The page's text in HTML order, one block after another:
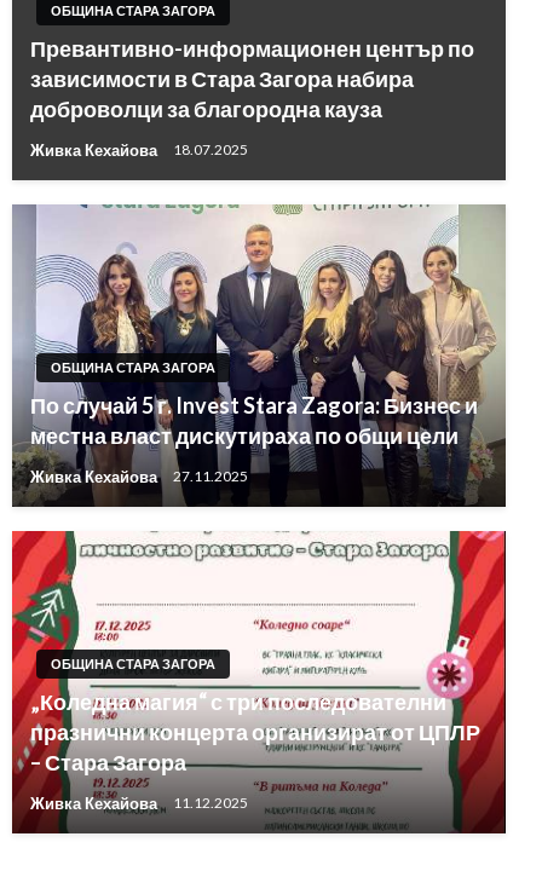
ОБЩИНА СТАРА ЗАГОРА
Превантивно-информационен център по
зависимости в Стара Загора набира
доброволци за благородна кауза
Живка Кехайова 18.07.2025
ОБЩИНА СТАРА ЗАГОРА
По случай 5 г. Invest Stara Zagora: Бизнес и
местна власт дискутираха по общи цели
Живка Кехайова 27.11.2025
ОБЩИНА СТАРА ЗАГОРА
„Коледна магия“ с три последователни
празнични концерта организират от ЦПЛР
– Стара Загора
Живка Кехайова 11.12.2025